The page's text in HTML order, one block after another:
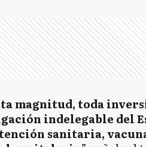
magnitud, toda
indelegable del
sanitaria,